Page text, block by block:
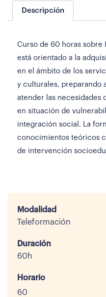
Descripción
Curso de 60 horas sobre
está orientado a la
en el ámbito de los
y culturales, preparando
atender las necesidades
en situación de
integración social. La
conocimientos teóricos
de intervención
Modalidad
Teleformación
Duración
60h
Horario
60